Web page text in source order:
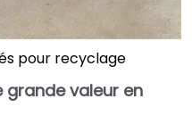
pour recyclage
grande valeur en